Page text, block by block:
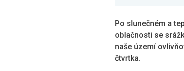
Po slunečném a
oblačnosti se
naše území
čtvrtka.